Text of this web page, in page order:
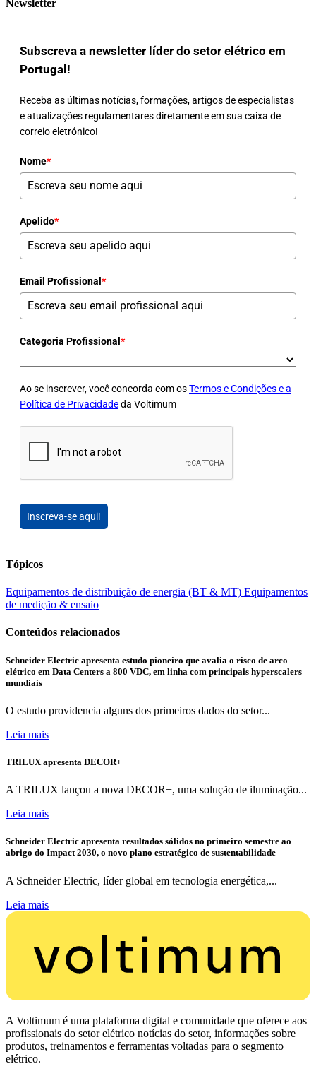
Newsletter
Subscreva a newsletter líder do setor elétrico em
Portugal!
Receba as últimas notícias, formações, artigos de especialistas
e atualizações regulamentares diretamente em sua caixa de
correio eletrónico!
Nome*
Apelido*
Email Profissional *
Categoria Profissional *
Ao se inscrever, você concorda com osTermos e Condições e a
Política de Privacidadeda Voltimum
Inscreva-se aqui!
Tópicos
Equipamentos de distribuição de energia (BT & MT) Equipamentos
de medição & ensaio
Conteúdos relacionados
Schneider Electric apresenta estudo pioneiro que avalia o risco de arco
elétrico em Data Centers a 800 VDC, em linha com principais hyperscalers
mundiais
O estudo providencia alguns dos primeiros dados do setor...
Leia mais
TRILUX apresenta DECOR+
A TRILUX lançou a nova DECOR+, uma solução de iluminação...
Leia mais
Schneider Electric apresenta resultados sólidos no primeiro semestre ao
abrigo do Impact 2030, o novo plano estratégico de sustentabilidade
A Schneider Electric, líder global em tecnologia energética,...
Leia mais
A Voltimum é uma plataforma digital e comunidade que oferece aos
profissionais do setor elétrico notícias do setor, informações sobre
produtos, treinamentos e ferramentas voltadas para o segmento
elétrico.